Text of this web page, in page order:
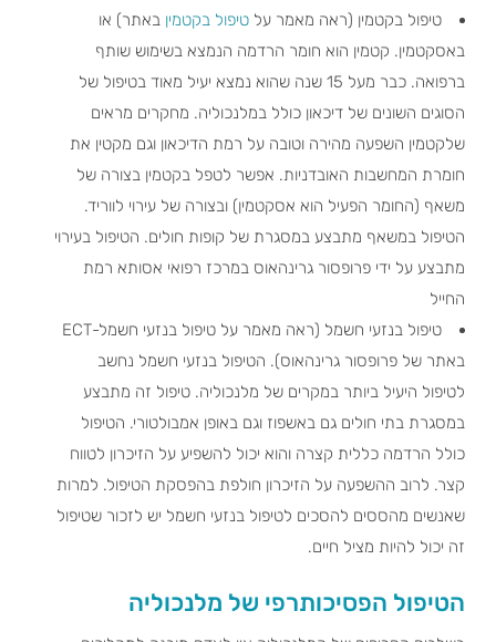
טיפול בקטמין (ראה מאמר על טיפול בקטמין באתר) או
באסקטמין. קטמין הוא חומר הרדמה הנמצא בשימוש שותף
ברפואה. כבר מעל 15 שנה שהוא נמצא יעיל מאוד בטיפול של
הסוגים השונים של דיכאון כולל במלנכוליה. מחקרים מראים
שלקטמין השפעה מהירה וטובה על רמת הדיכאון וגם מקטין את
חומרת המחשבות האובדניות. אפשר לטפל בקטמין בצורה של
משאף (החומר הפעיל הוא אסקטמין) ובצורה של עירוי לווריד.
הטיפול במשאף מתבצע במסגרת של קופות חולים. הטיפול בעירוי
מתבצע על ידי פרופסור גרינהאוס במרכז רפואי אסותא רמת
החייל
טיפול בנזעי חשמל (ראה מאמר על טיפול בנזעי חשמל-ECT
באתר של פרופסור גרינהאוס). הטיפול בנזעי חשמל נחשב
לטיפול היעיל ביותר במקרים של מלנכוליה. טיפול זה מתבצע
במסגרת בתי חולים גם באשפוז וגם באופן אמבולטורי. הטיפול
כולל הרדמה כללית קצרה והוא יכול להשפיע על הזיכרון לטווח
קצר. לרוב ההשפעה על הזיכרון חולפת בהפסקת הטיפול. למרות
שאנשים מהססים להסכים לטיפול בנזעי חשמל יש לזכור שטיפול
זה יכול להיות מציל חיים.
הטיפול הפסיכותרפי של מלנכוליה